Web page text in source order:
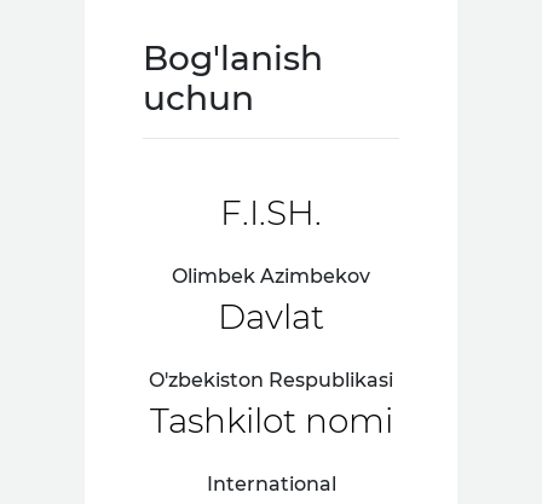
Bog'lanish
uchun
F.I.SH.
Olimbek Azimbekov
Davlat
O'zbekiston Respublikasi
Tashkilot nomi
International